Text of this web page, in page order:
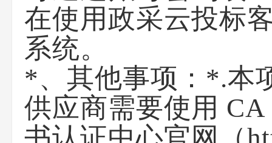
在使用政采云投标
系统。
*、其他事项： *.本
供应商需要使用